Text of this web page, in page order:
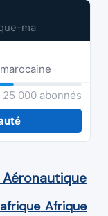
ma
000 abonnés
Aéronautique
afrique Afrique